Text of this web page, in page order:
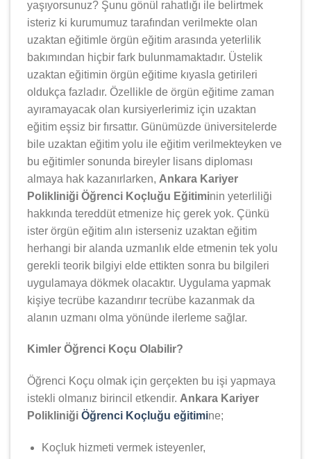
yaşıyorsunuz? Şunu gönül rahatlığı ile belirtmek
isteriz ki kurumumuz tarafından verilmekte olan
uzaktan eğitimle örgün eğitim arasında yeterlilik
bakımından hiçbir fark bulunmamaktadır. Üstelik
uzaktan eğitimin örgün eğitime kıyasla getirileri
oldukça fazladır. Özellikle de örgün eğitime zaman
ayıramayacak olan kursiyerlerimiz için uzaktan
eğitim eşsiz bir fırsattır. Günümüzde üniversitelerde
bile uzaktan eğitim yolu ile eğitim verilmekteyken ve
bu eğitimler sonunda bireyler lisans diploması
almaya hak kazanırlarken, Ankara Kariyer
Polikliniği Öğrenci Koçluğu Eğitiminin yeterliliği
hakkında tereddüt etmenize hiç gerek yok. Çünkü
ister örgün eğitim alın isterseniz uzaktan eğitim
herhangi bir alanda uzmanlık elde etmenin tek yolu
gerekli teorik bilgiyi elde ettikten sonra bu bilgileri
uygulamaya dökmek olacaktır. Uygulama yapmak
kişiye tecrübe kazandırır tecrübe kazanmak da
alanın uzmanı olma yönünde ilerleme sağlar.
Kimler Öğrenci Koçu Olabilir?
Öğrenci Koçu olmak için gerçekten bu işi yapmaya
istekli olmanız birincil etkendir. Ankara Kariyer
Polikliniği Öğrenci Koçluğu eğitimine;
Koçluk hizmeti vermek isteyenler,